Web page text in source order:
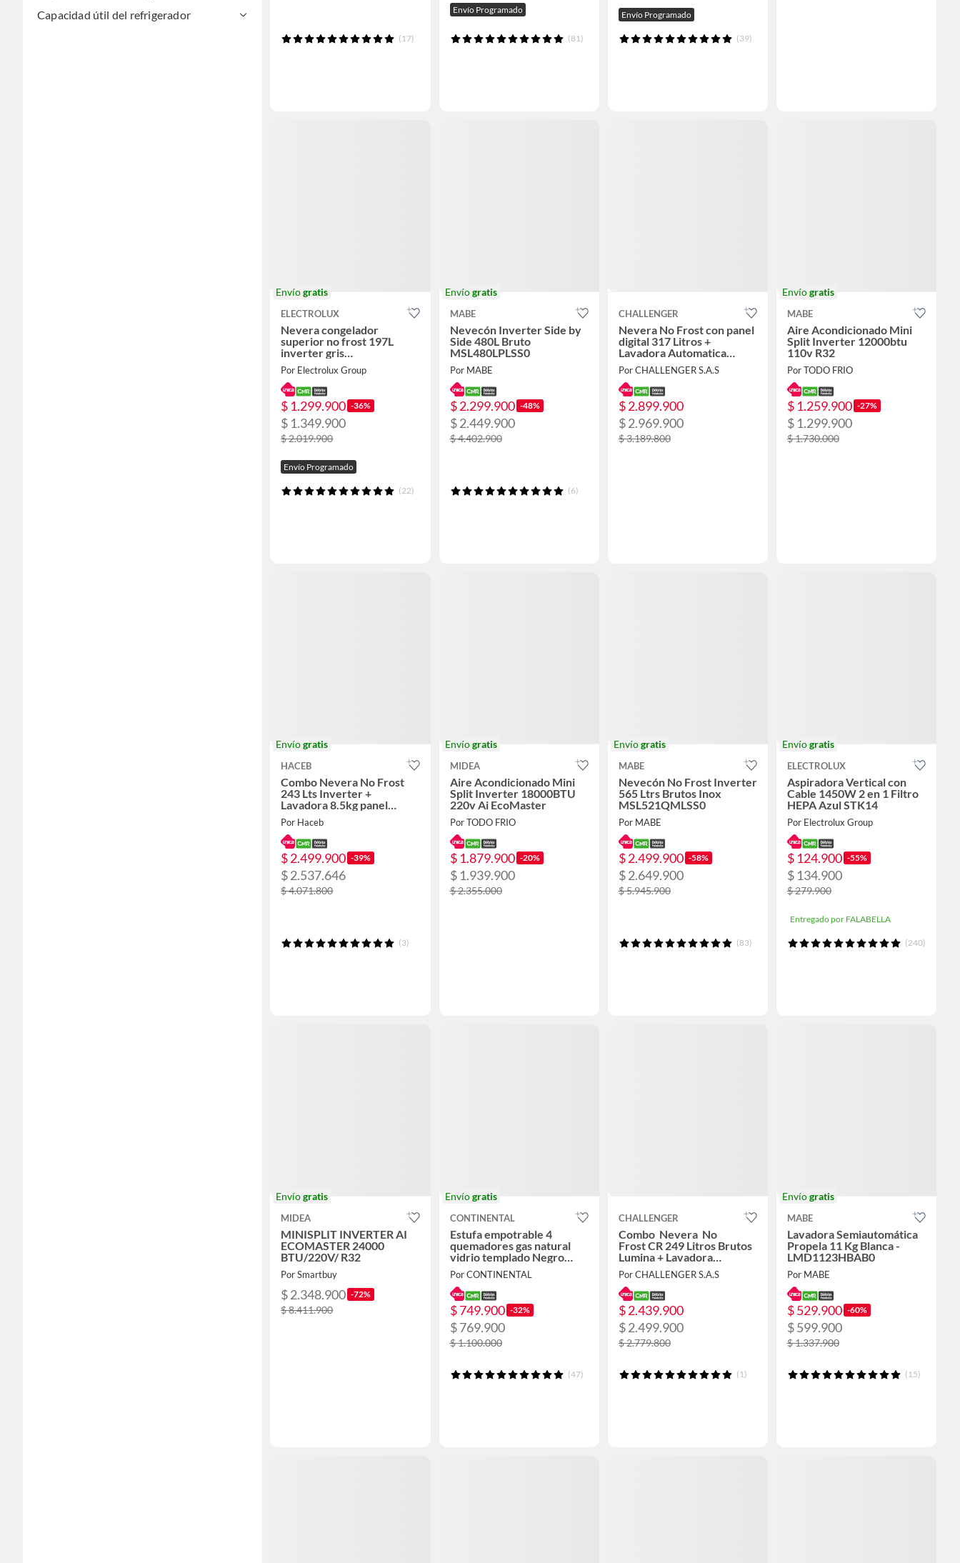
Capacidad útil del refrigerador
(17)
Envío Programado
(81)
Envío Programado
(39)
Envíogratis
ELECTROLUX
Nevera congelador
superior no frost 197L
inverter gris
ERT23F3C4AS
Por Electrolux Group
$ 1.299.900 -36%
$ 1.349.900
$ 2.019.900
Envío Programado
(22)
Envíogratis
MABE
Nevecón Inverter Side by
Side 480L Bruto
MSL480LPLSS0
Por MABE
$ 2.299.900 -48%
$ 2.449.900
$ 4.402.900
(6)
CHALLENGER
Nevera No Frost con panel
digital 317 Litros +
Lavadora Automatica
Carga Superior 13 KG
Por CHALLENGER S.A.S
$ 2.899.900
$ 2.969.900
$ 3.189.800
Envíogratis
MABE
Aire Acondicionado Mini
Split Inverter 12000btu
110v R32
Por TODO FRIO
$ 1.259.900 -27%
$ 1.299.900
$ 1.730.000
Envíogratis
HACEB
Combo Nevera No Frost
243 Lts Inverter +
Lavadora 8.5kg panel
frontal digital
Por Haceb
$ 2.499.900 -39%
$ 2.537.646
$ 4.071.800
(3)
Envíogratis
MIDEA
Aire Acondicionado Mini
Split Inverter 18000BTU
220v Ai EcoMaster
Por TODO FRIO
$ 1.879.900 -20%
$ 1.939.900
$ 2.355.000
Envíogratis
MABE
Nevecón No Frost Inverter
565 Ltrs Brutos Inox
MSL521QMLSS0
Por MABE
$ 2.499.900 -58%
$ 2.649.900
$ 5.945.900
(83)
Envíogratis
ELECTROLUX
Aspiradora Vertical con
Cable 1450W 2 en 1 Filtro
HEPA Azul STK14
Por Electrolux Group
$ 124.900 -55%
$ 134.900
$ 279.900
Entregado por FALABELLA
(240)
Envíogratis
MIDEA
MINISPLIT INVERTER AI
ECOMASTER 24000
BTU/220V/ R32
Por Smartbuy
$ 2.348.900 -72%
$ 8.411.900
Envíogratis
CONTINENTAL
Estufa empotrable 4
quemadores gas natural
vidrio templado Negro
60x51 5883
Por CONTINENTAL
$ 749.900 -32%
$ 769.900
$ 1.100.000
(47)
CHALLENGER
Combo Nevera No
Frost CR 249 Litros Brutos
Lumina + Lavadora
Automatica Dark Gray
Carga Superior 11kg
Por CHALLENGER S.A.S
$ 2.439.900
$ 2.499.900
$ 2.779.800
(1)
Envíogratis
MABE
Lavadora Semiautomática
Propela 11 Kg Blanca -
LMD1123HBAB0
Por MABE
$ 529.900 -60%
$ 599.900
$ 1.337.900
(15)